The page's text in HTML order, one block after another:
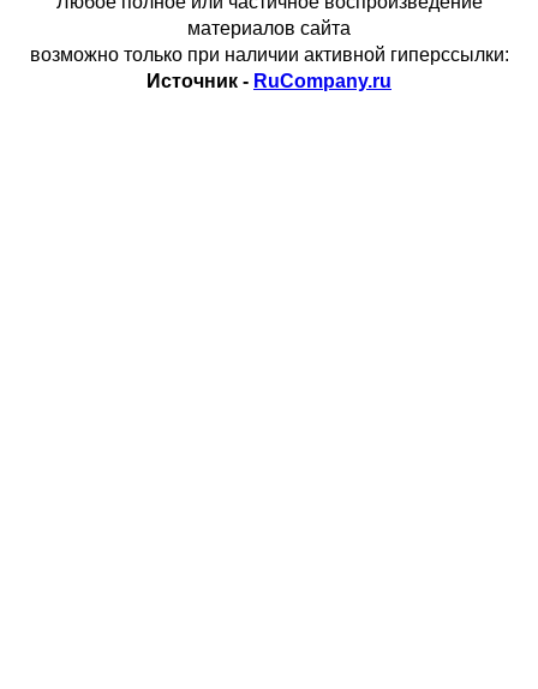
материалов сайта
возможно только при наличии активной гиперссылки:
Источник - RuCompany.ru